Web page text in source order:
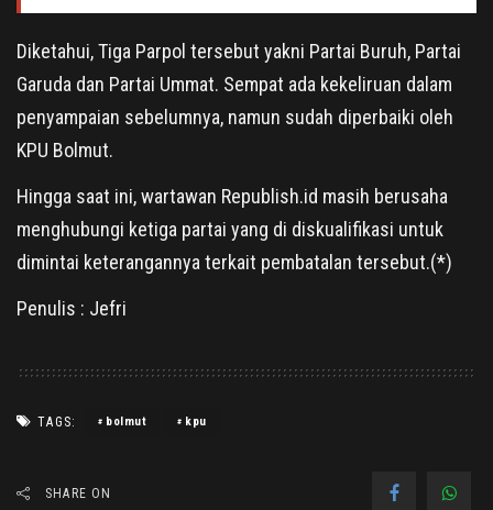
Diketahui, Tiga Parpol tersebut yakni Partai Buruh, Partai
Garuda dan Partai Ummat. Sempat ada kekeliruan dalam
penyampaian sebelumnya, namun sudah diperbaiki oleh
KPU Bolmut.
Hingga saat ini, wartawan Republish.id masih berusaha
menghubungi ketiga partai yang di diskualifikasi untuk
dimintai keterangannya terkait pembatalan tersebut.(*)
Penulis : Jefri
TAGS: bolmut kpu
SHARE ON